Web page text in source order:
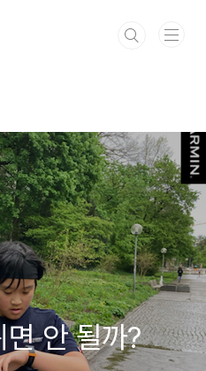
안 될까?